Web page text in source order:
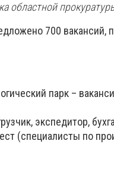
областной
700 вакансий,
парк –
экспедитор,
(специалисты по